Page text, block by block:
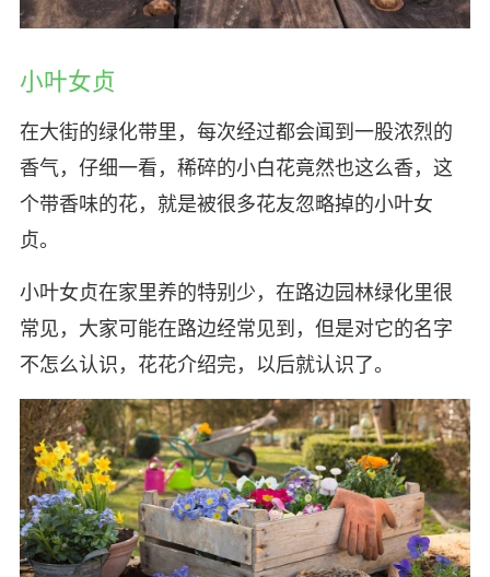
小叶女贞
在大街的绿化带里，每次经过都会闻到一股浓烈的
香气，仔细一看，稀碎的小白花竟然也这么香，这
个带香味的花，就是被很多花友忽略掉的小叶女
贞。
小叶女贞在家里养的特别少，在路边园林绿化里很
常见，大家可能在路边经常见到，但是对它的名字
不怎么认识，花花介绍完，以后就认识了。